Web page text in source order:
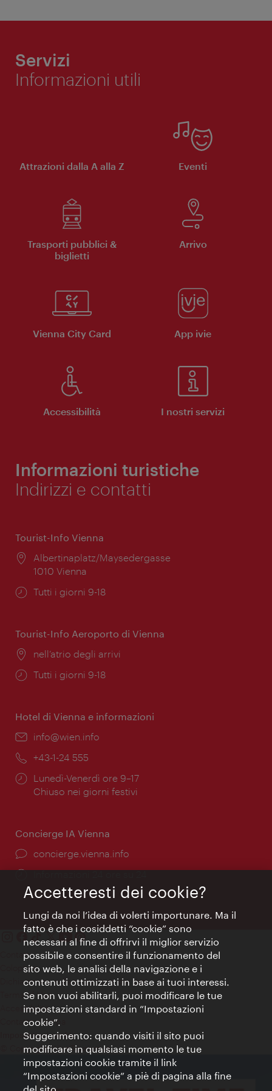
Servizi
Informazioni utili
Attrazioni dalla A alla Z Eventi
Trasporti pubblici &
biglietti
Arrivo
Vienna City Card App ivie
Accessibilità I nostri servizi
Informazioni turistiche
Indirizzi e contatti
Tourist-Info Vienna
Posizione:
Albertinaplatz/Maysedergasse
1010 Vienna
Orari
Tutti i giorni 9-18
Tourist-Info Aeroporto di Vienna
Posizione:
nell’atrio degli arrivi
Orari
Tutti i giorni 9-18
Hotel di Vienna e informazioni
Email:
info@wien.info
Telefono:
+43-1-24 555
Orari
di
Lunedì-Venerdì ore 9–17
Chiuso nei giorni festivi
Concierge IA Vienna
Ort:
concierge.vienna.info
Öffnungszeiten:
Informazioni 24 ore su 24
Contatti
Colophon
Dichiarazione sulla protezione dei dati
Terms of Use
Accessibilità
Contatto stampa
Impostazioni cookie
© Copyright WienTourismus
Accetteresti dei cookie?
Lungi da noi l’idea di volerti importunare. Ma il
fatto è che i cosiddetti “cookie” sono
necessari al fine di offrirvi il miglior servizio
possibile e consentire il funzionamento del
sito web, le analisi della navigazione e i
contenuti ottimizzati in base ai tuoi interessi.
Se non vuoi abilitarli, puoi modificare le tue
impostazioni standard in “Impostazioni
cookie”.
Suggerimento: quando visiti il sito puoi
modificare in qualsiasi momento le tue
impostazioni cookie tramite il link
“Impostazioni cookie” a piè di pagina alla fine